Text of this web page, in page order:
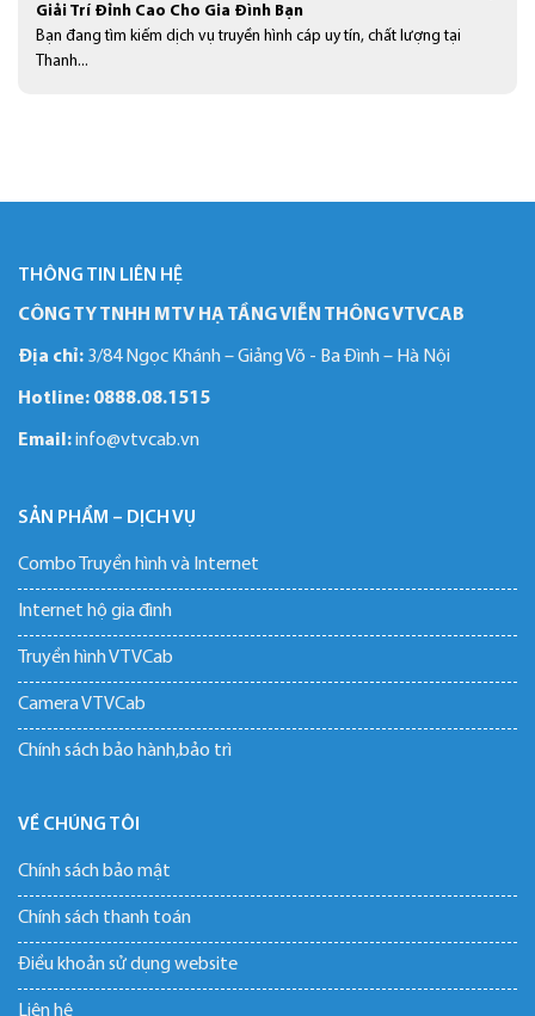
Giải Trí Đỉnh Cao Cho Gia Đình Bạn
Bạn đang tìm kiếm dịch vụ truyền hình cáp uy tín, chất lượng tại
Thanh...
THÔNG TIN LIÊN HỆ
CÔNG TY TNHH MTV HẠ TẦNG VIỄN THÔNG VTVCAB
Địa chỉ: 3/84 Ngọc Khánh – Giảng Võ - Ba Đình – Hà Nội
Hotline: 0888.08.1515
Email:info@vtvcab.vn
SẢN PHẨM – DỊCH VỤ
Combo Truyền hình và Internet
Internet hộ gia đình
Truyền hình VTVCab
Camera VTVCab
Chính sách bảo hành,bảo trì
VỀ CHÚNG TÔI
Chính sách bảo mật
Chính sách thanh toán
Điều khoản sử dụng website
Liên hệ